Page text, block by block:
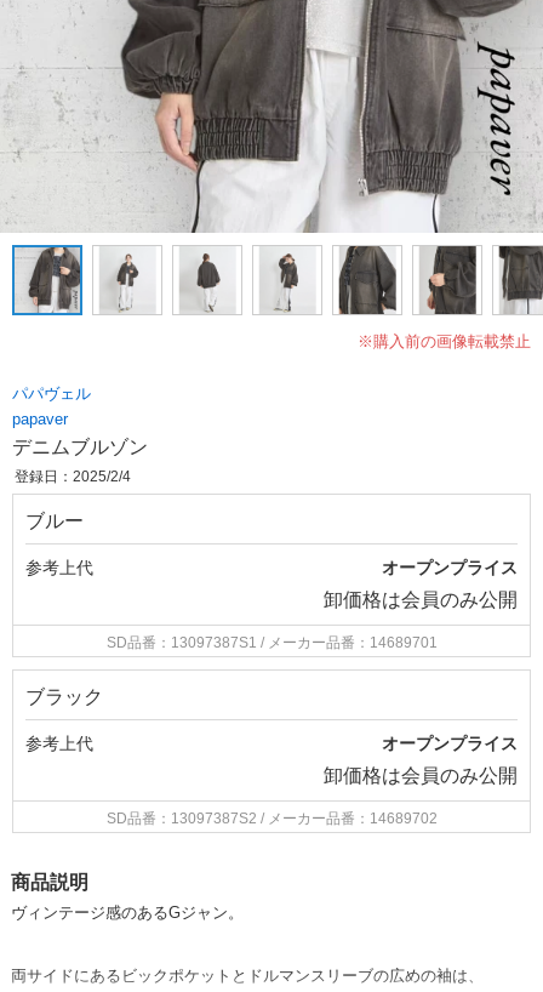
※購入前の画像転載禁止
パパヴェル
papaver
デニムブルゾン
登録日：2025/2/4
ブルー
参考上代 オープンプライス
卸価格は会員のみ公開
SD品番：13097387S1 / メーカー品番：14689701
ブラック
参考上代 オープンプライス
卸価格は会員のみ公開
SD品番：13097387S2 / メーカー品番：14689702
商品説明
ヴィンテージ感のあるGジャン。
両サイドにあるビックポケットと ドルマンスリーブの広めの袖は、